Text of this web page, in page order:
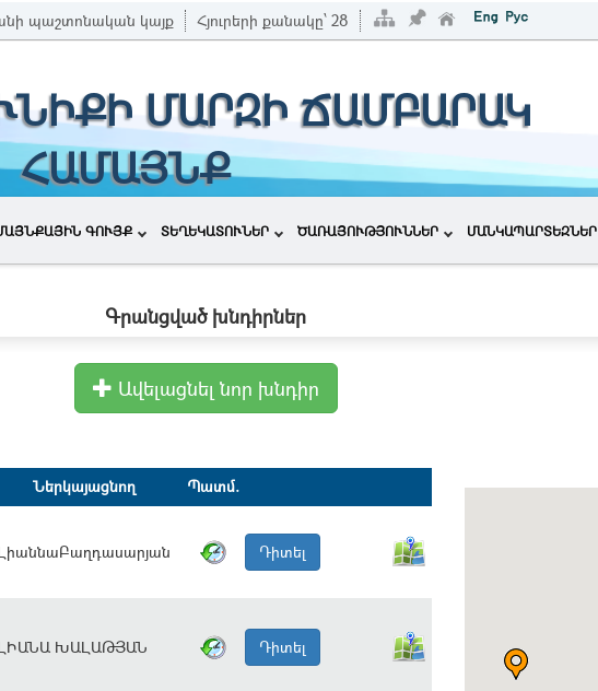
պաշտոնական կայք Հյուրերի քանակը՝ 28
ՄԱՐԶԻ ՃԱՄԲԱՐԱԿ
ՀԱՄԱՅՆՔ
ԳՈՒՅՔ ՏԵՂԵԿԱՏՈՒՆԵՐ ԾԱՌԱՅՈՒԹՅՈՒՆՆԵՐ ՄԱՆԿԱՊԱՐՏԵԶՆԵՐ
Գրանցված խնդիրներ
Ավելացնել նոր խնդիր
Ներկայացնող Պատմ.
Դիտել
ԽԱԼԱԹՅԱՆ Դիտել